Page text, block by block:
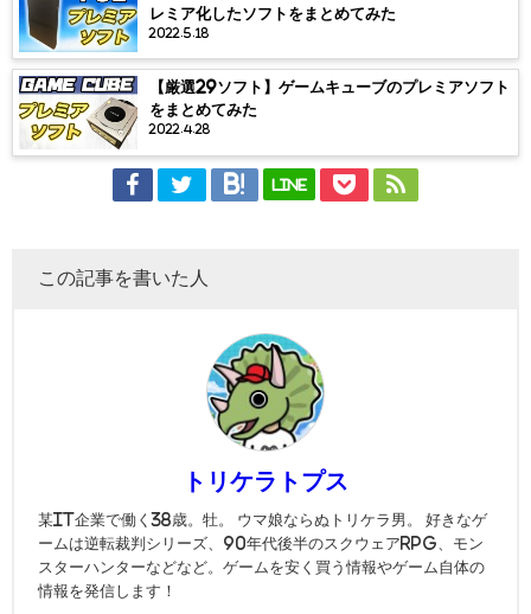
レミア化したソフトをまとめてみた
2022.5.18
【厳選29ソフト】ゲームキューブのプレミアソフト
をまとめてみた
2022.4.28
LINE
この記事を書いた人
トリケラトプス
某IT企業で働く38歳。牡。 ウマ娘ならぬトリケラ男。 好きなゲ
ームは逆転裁判シリーズ、90年代後半のスクウェアRPG、モン
スターハンターなどなど。ゲームを安く買う情報やゲーム自体の
情報を発信します！